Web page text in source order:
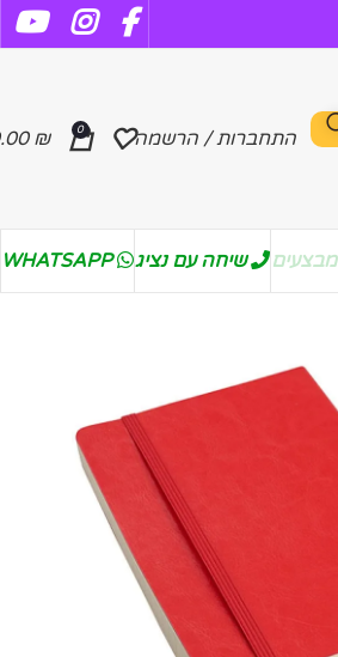
התחברות / הרשמה 0
₪
מבצעים שיחה עם נציג WHATSAPP